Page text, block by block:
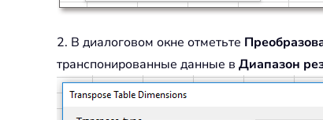
2. В диалоговом окне отметьте
транспонированные данные в Диапазон